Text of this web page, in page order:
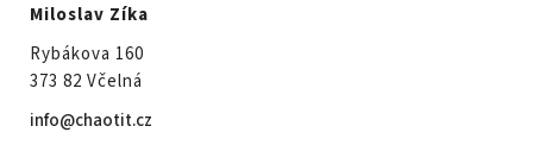
Miloslav Zíka
Rybákova 160
373 82 Včelná
info@chaotit.cz